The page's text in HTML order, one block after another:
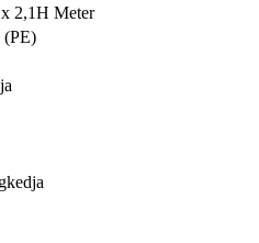
2,1H Meter
(PE)